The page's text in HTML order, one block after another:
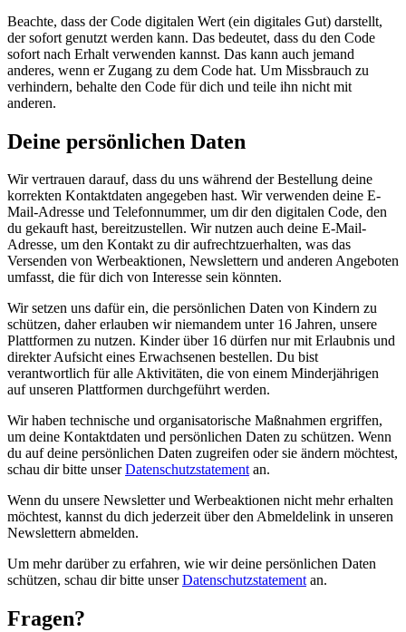
Beachte, dass der Code digitalen Wert (ein digitales Gut) darstellt,
der sofort genutzt werden kann. Das bedeutet, dass du den Code
sofort nach Erhalt verwenden kannst. Das kann auch jemand
anderes, wenn er Zugang zu dem Code hat. Um Missbrauch zu
verhindern, behalte den Code für dich und teile ihn nicht mit
anderen.
Deine persönlichen Daten
Wir vertrauen darauf, dass du uns während der Bestellung deine
korrekten Kontaktdaten angegeben hast. Wir verwenden deine E-
Mail-Adresse und Telefonnummer, um dir den digitalen Code, den
du gekauft hast, bereitzustellen. Wir nutzen auch deine E-Mail-
Adresse, um den Kontakt zu dir aufrechtzuerhalten, was das
Versenden von Werbeaktionen, Newslettern und anderen Angeboten
umfasst, die für dich von Interesse sein könnten.
Wir setzen uns dafür ein, die persönlichen Daten von Kindern zu
schützen, daher erlauben wir niemandem unter 16 Jahren, unsere
Plattformen zu nutzen. Kinder über 16 dürfen nur mit Erlaubnis und
direkter Aufsicht eines Erwachsenen bestellen. Du bist
verantwortlich für alle Aktivitäten, die von einem Minderjährigen
auf unseren Plattformen durchgeführt werden.
Wir haben technische und organisatorische Maßnahmen ergriffen,
um deine Kontaktdaten und persönlichen Daten zu schützen. Wenn
du auf deine persönlichen Daten zugreifen oder sie ändern möchtest,
schau dir bitte unserDatenschutzstatementan.
Wenn du unsere Newsletter und Werbeaktionen nicht mehr erhalten
möchtest, kannst du dich jederzeit über den Abmeldelink in unseren
Newslettern abmelden.
Um mehr darüber zu erfahren, wie wir deine persönlichen Daten
schützen, schau dir bitte unserDatenschutzstatementan.
Fragen?